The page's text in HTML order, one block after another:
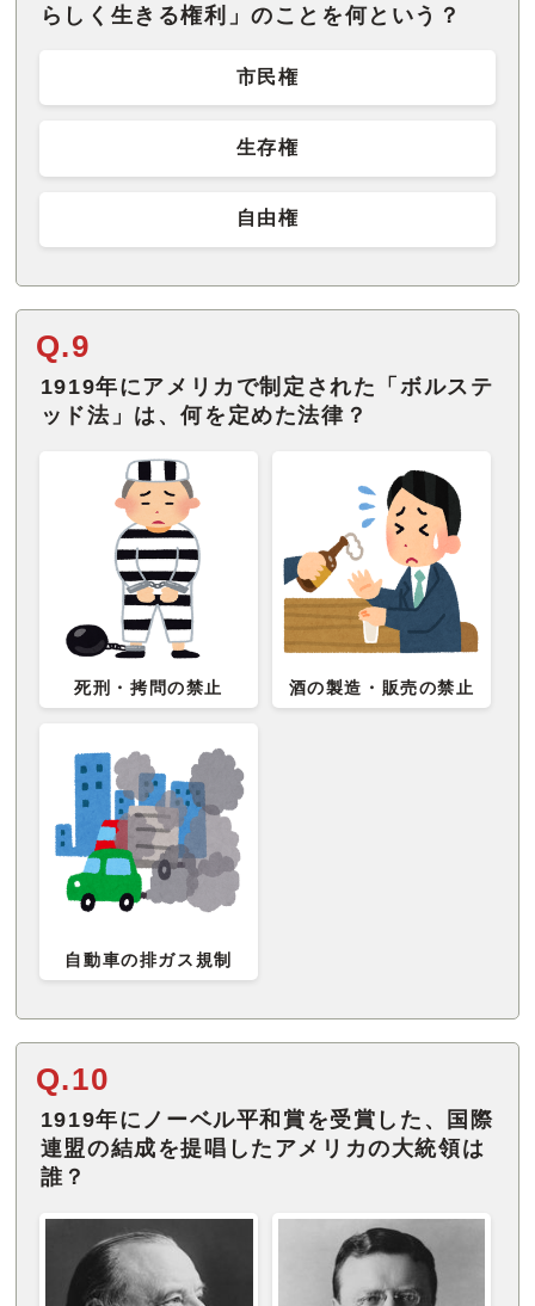
らしく生きる権利」のことを何という？
市民権
生存権
自由権
Q.9
1919年にアメリカで制定された「ボルステ
ッド法」は、何を定めた法律？
死刑・拷問の禁止 酒の製造・販売の禁止
自動車の排ガス規制
Q.10
1919年にノーベル平和賞を受賞した、国際
連盟の結成を提唱したアメリカの大統領は
誰？